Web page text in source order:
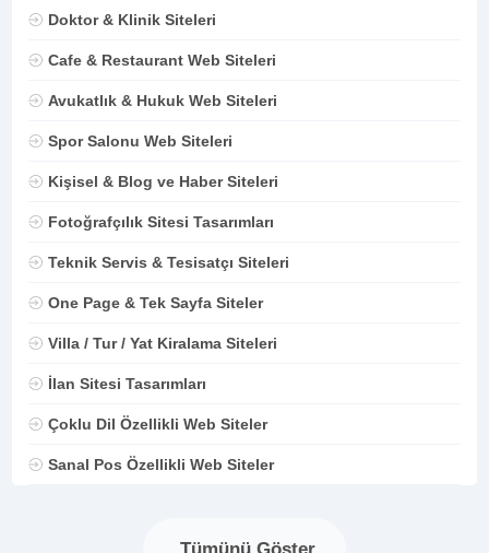
Doktor & Klinik Siteleri
Cafe & Restaurant Web Siteleri
Avukatlık & Hukuk Web Siteleri
Spor Salonu Web Siteleri
Kişisel & Blog ve Haber Siteleri
Fotoğrafçılık Sitesi Tasarımları
Teknik Servis & Tesisatçı Siteleri
One Page & Tek Sayfa Siteler
Villa / Tur / Yat Kiralama Siteleri
İlan Sitesi Tasarımları
Çoklu Dil Özellikli Web Siteler
Sanal Pos Özellikli Web Siteler